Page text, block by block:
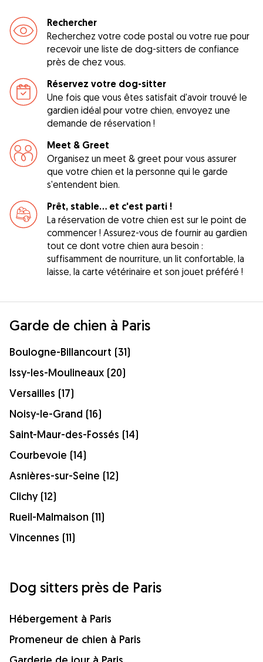
Rechercher
Recherchez votre code postal ou votre rue pour
recevoir une liste de dog-sitters de confiance
près de chez vous.
Réservez votre dog-sitter
Une fois que vous êtes satisfait d'avoir trouvé le
gardien idéal pour votre chien, envoyez une
demande de réservation !
Meet & Greet
Organisez un meet & greet pour vous assurer
que votre chien et la personne qui le garde
s'entendent bien.
Prêt, stable... et c'est parti !
La réservation de votre chien est sur le point de
commencer ! Assurez-vous de fournir au gardien
tout ce dont votre chien aura besoin :
suffisamment de nourriture, un lit confortable, la
laisse, la carte vétérinaire et son jouet préféré !
Garde de chien à Paris
Boulogne-Billancourt (31)
Issy-les-Moulineaux (20)
Versailles (17)
Noisy-le-Grand (16)
Saint-Maur-des-Fossés (14)
Courbevoie (14)
Asnières-sur-Seine (12)
Clichy (12)
Rueil-Malmaison (11)
Vincennes (11)
Dog sitters près de Paris
Hébergement à Paris
Promeneur de chien à Paris